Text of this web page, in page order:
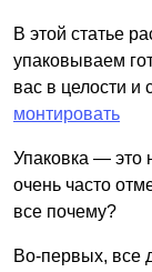
В этой статье
упаковываем
вас в целости и
монтировать
Упаковка — это
очень часто
все почему?
Во-первых, все